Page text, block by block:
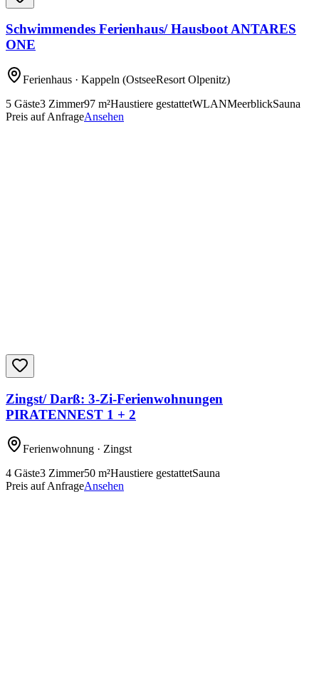
Schwimmendes Ferienhaus/ Hausboot ANTARES
ONE
Ferienhaus · Kappeln (OstseeResort Olpenitz)
5 Gäste3 Zimmer97 m²Haustiere gestattetWLANMeerblickSauna
Preis auf AnfrageAnsehen
Zingst/ Darß: 3-Zi-Ferienwohnungen
PIRATENNEST 1 + 2
Ferienwohnung · Zingst
4 Gäste3 Zimmer50 m²Haustiere gestattetSauna
Preis auf AnfrageAnsehen